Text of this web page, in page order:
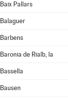
Baix Pallars
Balaguer
Barbens
Baronia de Rialb, la
Bassella
Bausen